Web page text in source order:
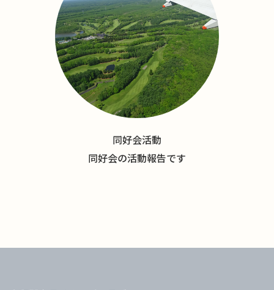
同好会活動
同好会の活動報告です